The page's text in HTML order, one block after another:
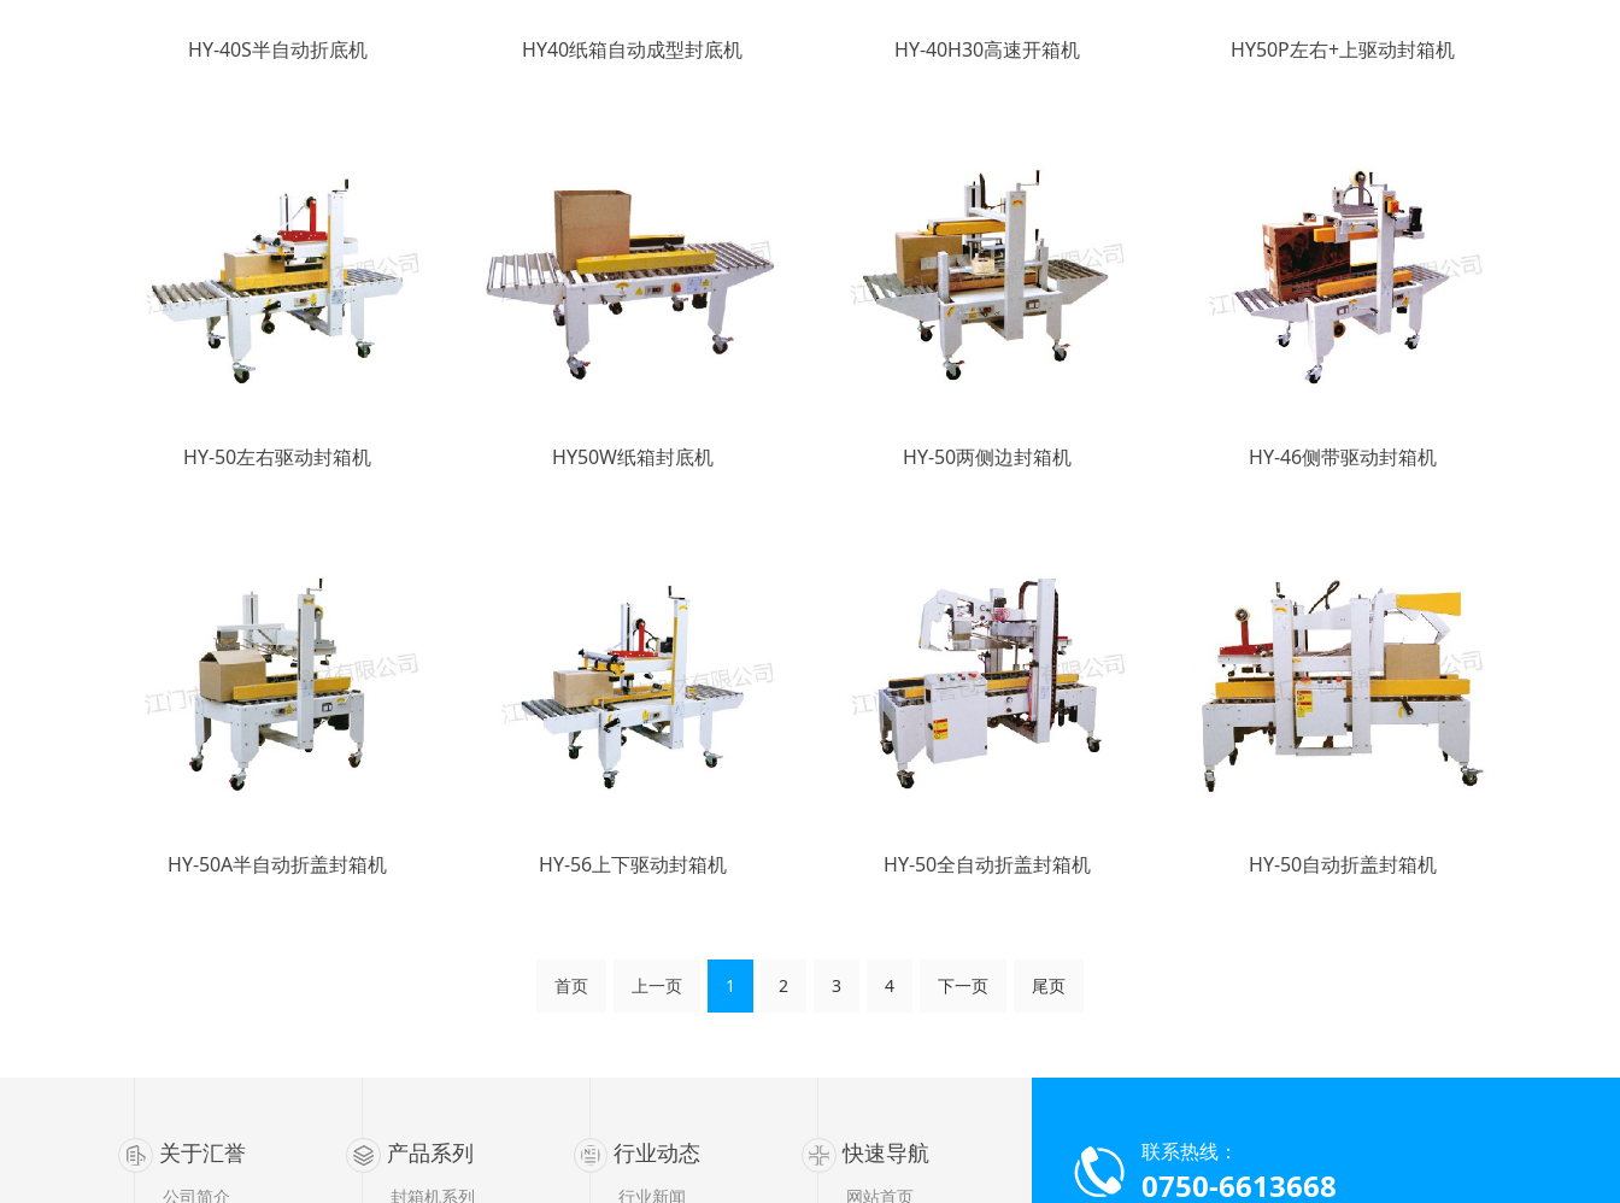
HY-40S半自动折底机 HY40纸箱自动成型封底机 HY-40H30高速开箱机 HY50P左右+上驱动封箱机
HY-50左右驱动封箱机 HY50W纸箱封底机 HY-50两侧边封箱机 HY-46侧带驱动封箱机
HY-50A半自动折盖封箱机 HY-56上下驱动封箱机 HY-50全自动折盖封箱机 HY-50自动折盖封箱机
首页 上一页 1 2 3 4 下一页 尾页
关于汇誉
公司简介
产品系列
封箱机系列
行业动态
行业新闻
快速导航
网站首页
联系热线：
0750-6613668